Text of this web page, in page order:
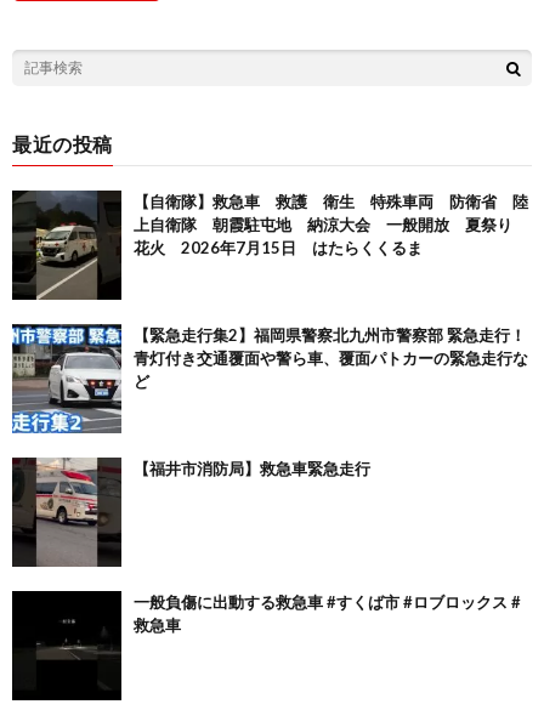
最近の投稿
【自衛隊】救急車 救護 衛生 特殊車両 防衛省 陸
上自衛隊 朝霞駐屯地 納涼大会 一般開放 夏祭り
花火 2026年7月15日 はたらくくるま
【緊急走行集2】福岡県警察北九州市警察部 緊急走行！
青灯付き交通覆面や警ら車、覆面パトカーの緊急走行な
ど
【福井市消防局】救急車緊急走行
一般負傷に出動する救急車 #すくば市 #ロブロックス #
救急車